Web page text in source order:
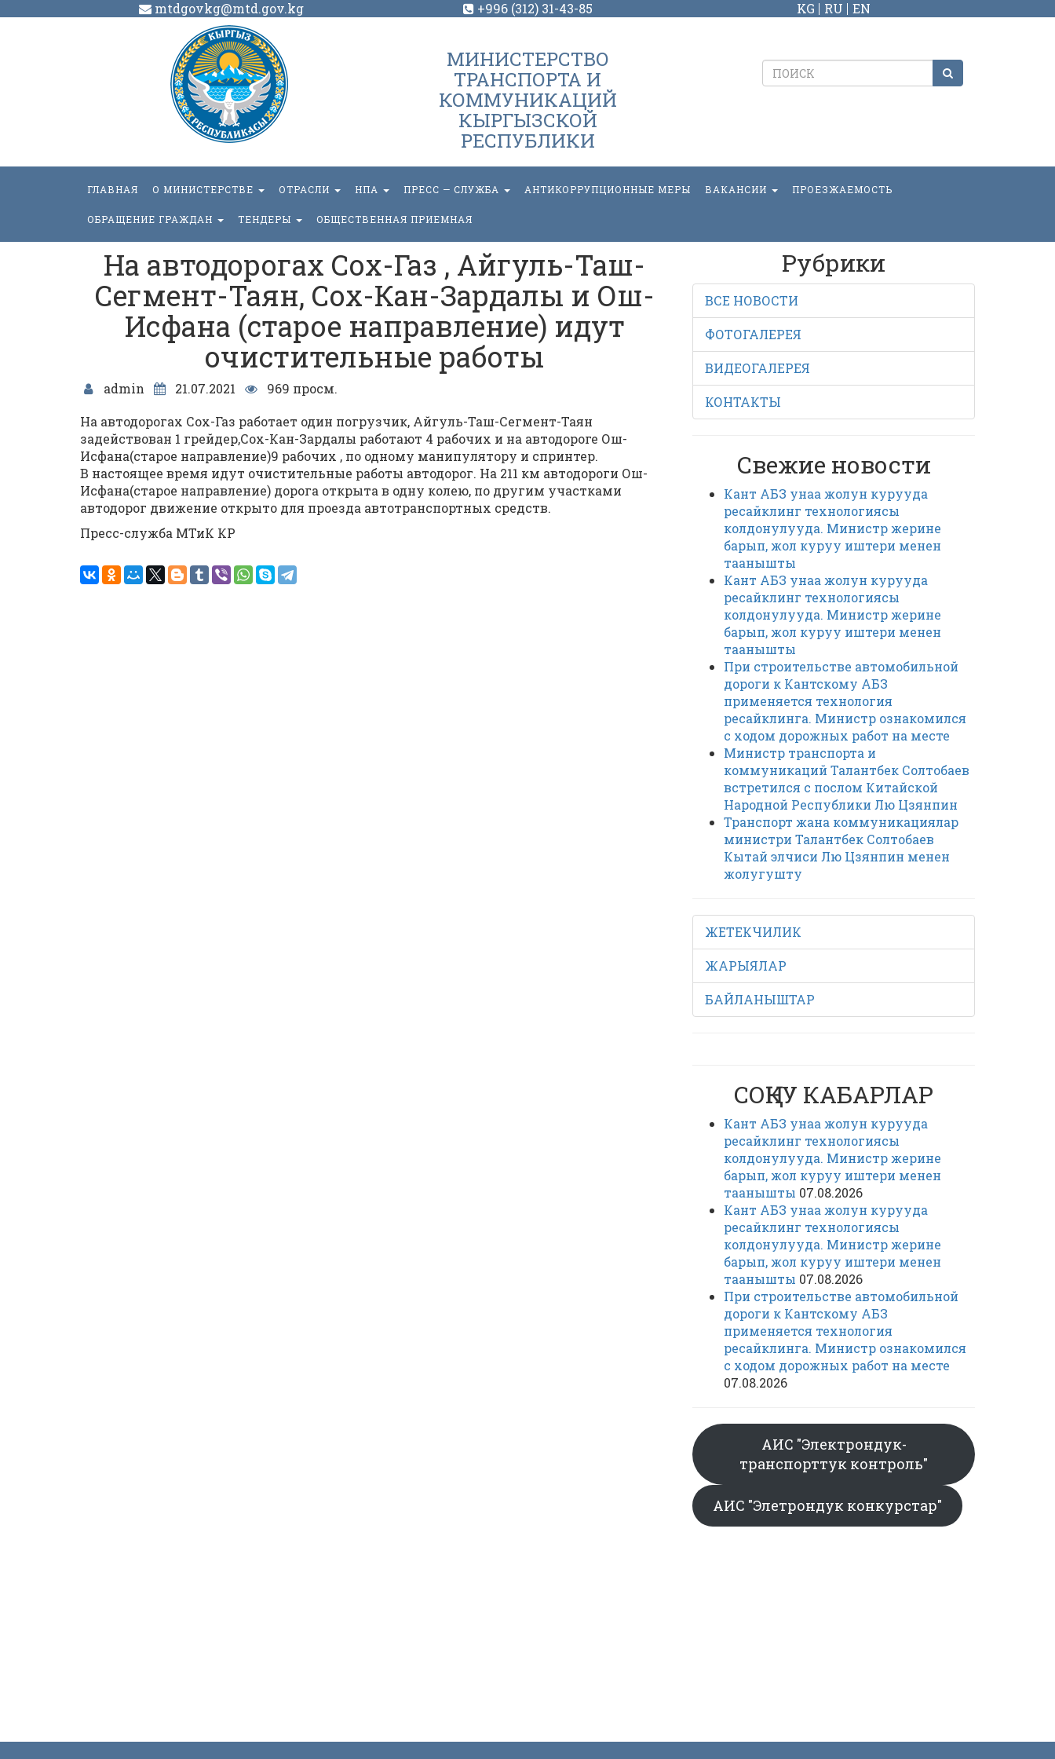
mtdgovkg@mtd.gov.kg +996 (312) 31-43-85 KG RU EN
МИНИСТЕРСТВО
ТРАНСПОРТА И
КОММУНИКАЦИЙ
КЫРГЫЗСКОЙ
РЕСПУБЛИКИ
ГЛАВНАЯ О МИНИСТЕРСТВЕ ОТРАСЛИ НПА ПРЕСС — СЛУЖБА АНТИКОРРУПЦИОННЫЕ МЕРЫ ВАКАНСИИ ПРОЕЗЖАЕМОСТЬ
ОБРАЩЕНИЕ ГРАЖДАН ТЕНДЕРЫ ОБЩЕСТВЕННАЯ ПРИЕМНАЯ
На автодорогах Сох-Газ , Айгуль-Таш-
Сегмент-Таян, Сох-Кан-Зардалы и Ош-
Исфана (старое направление) идут
очистительные работы
admin 21.07.2021
969 просм.
На автодорогах Сох-Газ работает один погрузчик, Айгуль-Таш-Сегмент-Таян
задействован 1 грейдер,Сох-Кан-Зардалы работают 4 рабочих и на автодороге Ош-
Исфана(старое направление)9 рабочих , по одному манипулятору и спринтер.
В настоящее время идут очистительные работы автодорог. На 211 км автодороги Ош-
Исфана(старое направление) дорога открыта в одну колею, по другим участками
автодорог движение открыто для проезда автотранспортных средств.
Пресс-служба МТиК КР
Рубрики
ВСЕ НОВОСТИ
ФОТОГАЛЕРЕЯ
ВИДЕОГАЛЕРЕЯ
КОНТАКТЫ
Свежие новости
Кант АБЗ унаа жолун курууда
ресайклинг технологиясы
колдонулууда. Министр жерине
барып, жол куруу иштери менен
таанышты
Кант АБЗ унаа жолун курууда
ресайклинг технологиясы
колдонулууда. Министр жерине
барып, жол куруу иштери менен
таанышты
При строительстве автомобильной
дороги к Кантскому АБЗ
применяется технология
ресайклинга. Министр ознакомился
с ходом дорожных работ на месте
Министр транспорта и
коммуникаций Талантбек Солтобаев
встретился с послом Китайской
Народной Республики Лю Цзянпин
Транспорт жана коммуникациялар
министри Талантбек Солтобаев
Кытай элчиси Лю Цзянпин менен
жолугушту
ЖЕТЕКЧИЛИК
ЖАРЫЯЛАР
БАЙЛАНЫШТАР
СОҢКУ КАБАРЛАР
Кант АБЗ унаа жолун курууда
ресайклинг технологиясы
колдонулууда. Министр жерине
барып, жол куруу иштери менен
таанышты 07.08.2026
Кант АБЗ унаа жолун курууда
ресайклинг технологиясы
колдонулууда. Министр жерине
барып, жол куруу иштери менен
таанышты 07.08.2026
При строительстве автомобильной
дороги к Кантскому АБЗ
применяется технология
ресайклинга. Министр ознакомился
с ходом дорожных работ на месте
07.08.2026
АИС "Электрондук-
транспорттук контроль"
АИС "Элетрондук конкурстар"